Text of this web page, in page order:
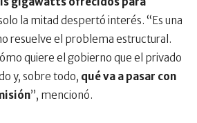
la mitad despertó interés. “Es una
resuelve el problema estructural.
quiere el gobierno que el privado
y, sobre todo, qué va a pasar con
”, mencionó.